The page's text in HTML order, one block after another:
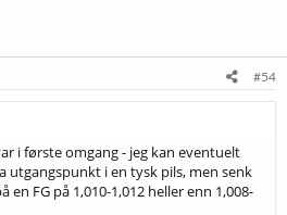
#54
i første omgang - jeg kan eventuelt
utgangspunkt i en tysk pils, men senk
en FG på 1,010-1,012 heller enn 1,008-